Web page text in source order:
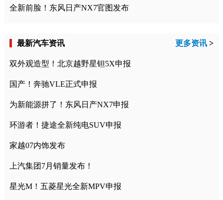
全新前脸！东风日产NX7官图发布
最新汽车资讯 更多资讯 >
双外观造型！北京越野星钽5X申报
国产！奔驰VLE正式申报
为新能源拼了！东风日产NX7申报
环游者！捷途全新纯电SUV申报
家越07内饰发布
上汽集团7月销量发布！
星光M！五菱星光全新MPV申报